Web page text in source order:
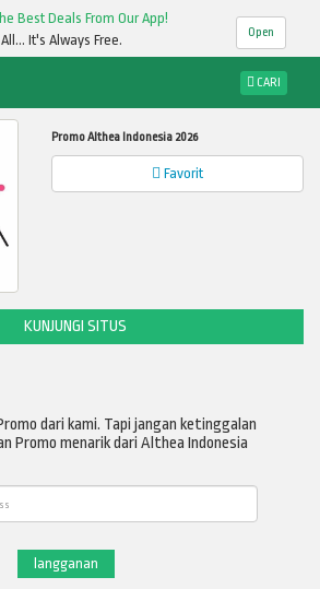
Best Deals From Our App!
It's Always Free.
Open
CARI
Promo Althea Indonesia 2026
Favorit
KUNJUNGI SITUS
dari kami. Tapi jangan ketinggalan
Promo menarik dari Althea Indonesia